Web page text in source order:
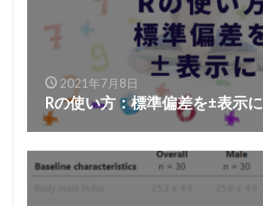
2021年7月8日
Rの使い方：標準偏差を±表示に